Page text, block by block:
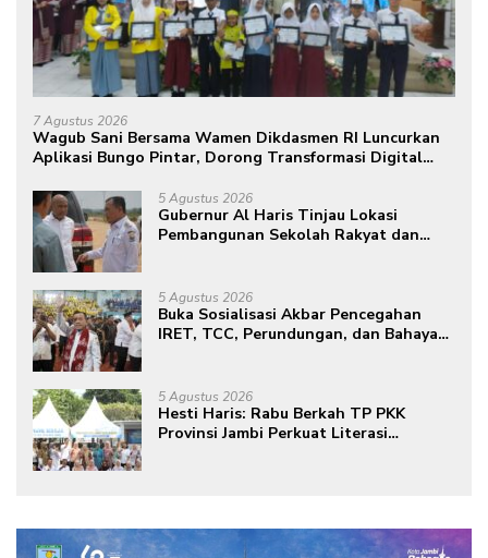
7 Agustus 2026
Wagub Sani Bersama Wamen Dikdasmen RI Luncurkan
Aplikasi Bungo Pintar, Dorong Transformasi Digital
5 Agustus 2026
Gubernur Al Haris Tinjau Lokasi
Pembangunan Sekolah Rakyat dan
5 Agustus 2026
Buka Sosialisasi Akbar Pencegahan
IRET, TCC, Perundungan, dan Bahaya
masa depan sudah ada di tangan”
5 Agustus 2026
Hesti Haris: Rabu Berkah TP PKK
Provinsi Jambi Perkuat Literasi